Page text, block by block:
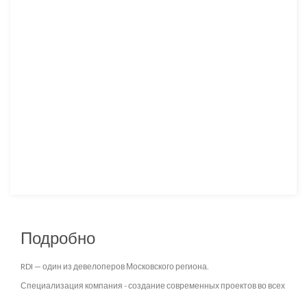
Подробно
RDI — один из девелоперов Московского региона.
Специализация компания - создание современных проектов во всех